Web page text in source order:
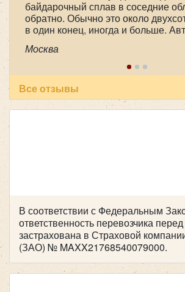
байдарочный сплав в соседние
обратно. Обычно это около
в один конец, иногда и больше.
большими багажными
это опытные, доброжелательные,
и ответственные водители. В этот
Александр Александрович
Анатольевич Арефьев. Спасибо
всему коллективу компании!
Москва
Все отзывы
В соответствии с Федеральным
ответственность перевозчика
застрахована в Страховой
(ЗАО) № MAXX21768540079000.
Hyundai Grand Starex H1
Количество мест:8
Цена от:650 руб/час
Hyundai Grand Starex